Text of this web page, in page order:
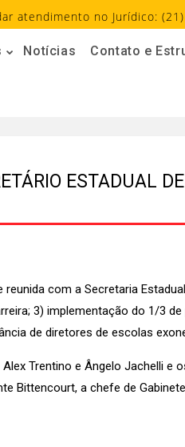
atendimento no Jurídico:
Notícias Contato e
ESTADUAL
com a Secretaria
3) implementação do 1/3
de diretores de escolas
Trentino e Ângelo Jachelli e
Bittencourt, a chefe de